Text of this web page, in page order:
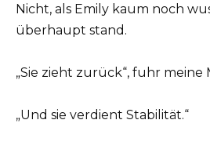
Nicht, als Emily kaum noch
überhaupt stand.
„Sie zieht zurück“, fuhr
„Und sie verdient Stabilität.“